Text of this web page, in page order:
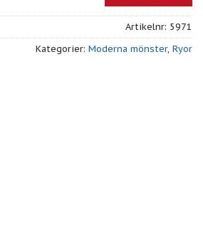
Artikelnr: 5971
Kategorier: Moderna mönster, Ryor